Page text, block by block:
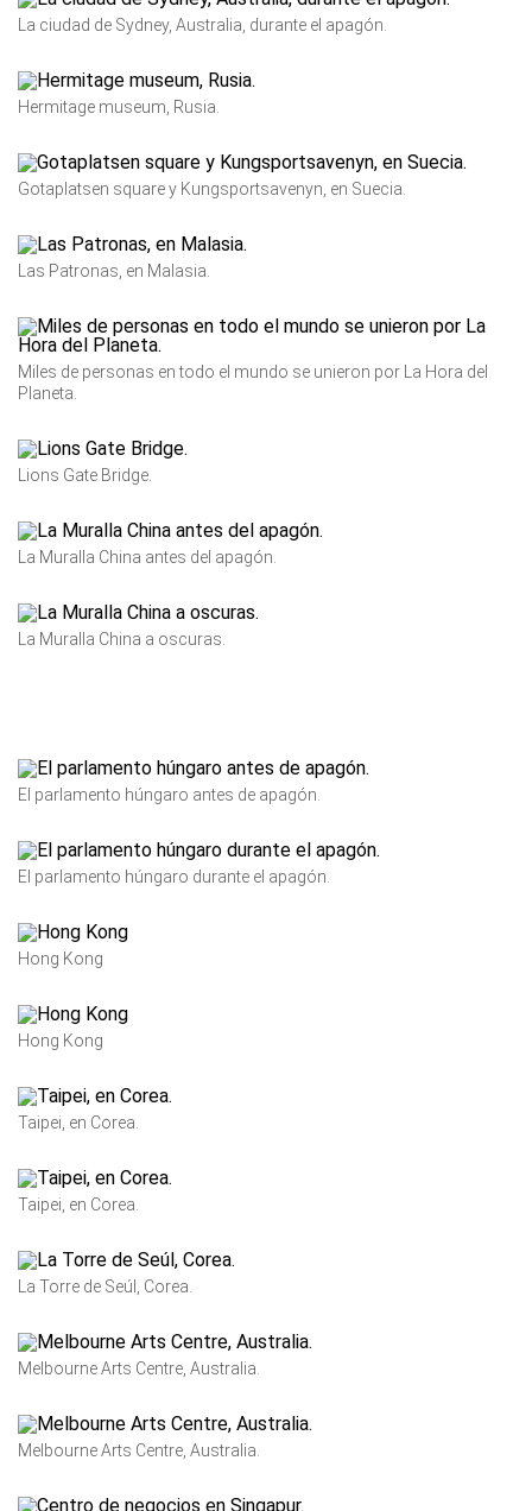
La ciudad de Sydney, Australia, durante el apagón.
Hermitage museum, Rusia.
Gotaplatsen square y Kungsportsavenyn, en Suecia.
Las Patronas, en Malasia.
Miles de personas en todo el mundo se unieron por La Hora del
Planeta.
Lions Gate Bridge.
La Muralla China antes del apagón.
La Muralla China a oscuras.
El parlamento húngaro antes de apagón.
El parlamento húngaro durante el apagón.
Hong Kong
Hong Kong
Taipei, en Corea.
Taipei, en Corea.
La Torre de Seúl, Corea.
Melbourne Arts Centre, Australia.
Melbourne Arts Centre, Australia.